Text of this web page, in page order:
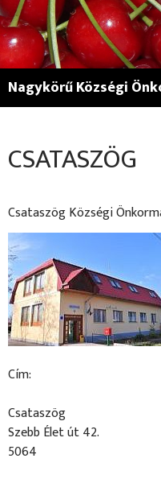
Nagykörű Községi
CSATASZÖG
Csataszög Községi
Cím:
Csataszög
Szebb Élet út 42.
5064